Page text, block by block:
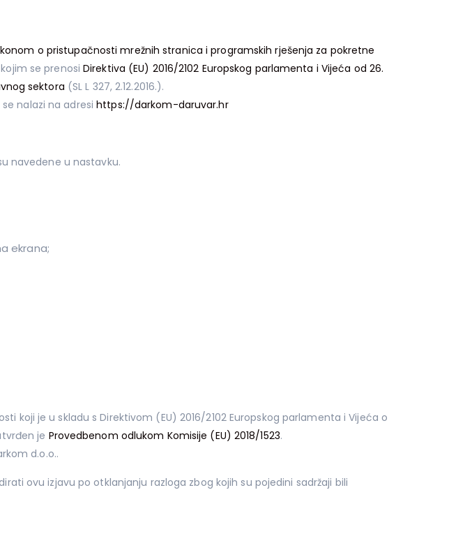
o pristupačnosti mrežnih stranica i programskih rješenja za pokretne
kojim se prenosiDirektiva (EU) 2016/2102 Europskog parlamenta i Vijeća od 26.
sektora (SL L 327, 2.12.2016.).
nalazi na adresihttps://darkom-daruvar.hr
navedene u nastavku.
ekrana;
koji je u skladu s Direktivom (EU) 2016/2102 Europskog parlamenta i Vijeća o
je Provedbenom odlukom Komisije (EU) 2018/1523.
d.o.o..
ovu izjavu po otklanjanju razloga zbog kojih su pojedini sadržaji bili